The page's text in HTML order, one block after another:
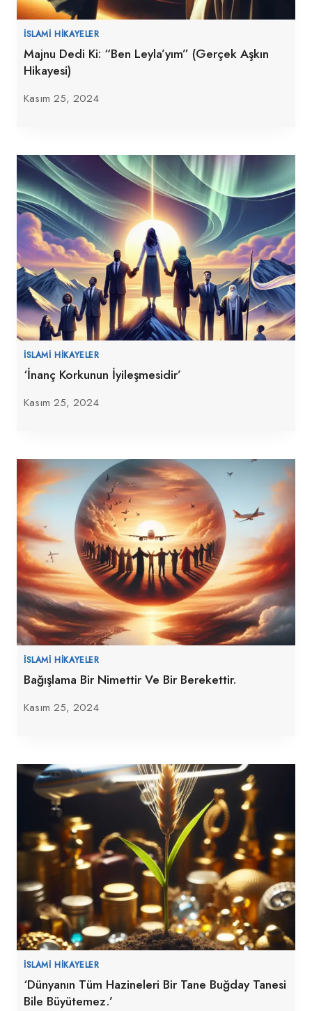
İSLAMI HIKAYELER
Majnu Dedi Ki: “Ben Leyla’yım” (Gerçek Aşkın
Hikayesi)
Kasım 25, 2024
İSLAMI HIKAYELER
‘İnanç Korkunun İyileşmesidir’
Kasım 25, 2024
İSLAMI HIKAYELER
Bağışlama Bir Nimettir Ve Bir Berekettir.
Kasım 25, 2024
İSLAMI HIKAYELER
‘Dünyanın Tüm Hazineleri Bir Tane Buğday Tanesi
Bile Büyütemez.’